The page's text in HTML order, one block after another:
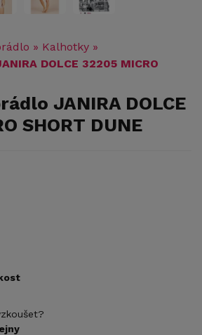
» Kalhotky »
DOLCE 32205 MICRO
JANIRA DOLCE
SHORT DUNE